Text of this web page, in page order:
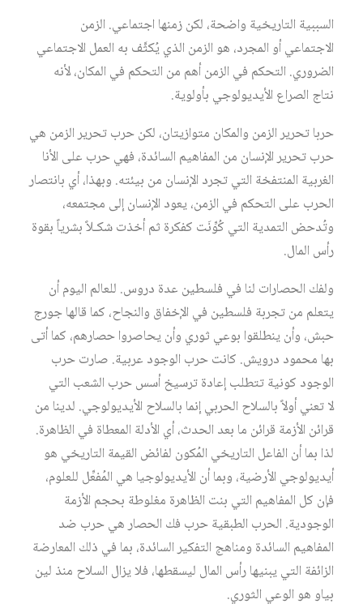
السببية التاريخية واضحة، لكن زمنها اجتماعي. الزمن
الاجتماعي أو المجرد، هو الزمن الذي يُكثَّف به العمل الاجتماعي
الضروري. التحكم في الزمن أهم من التحكم في المكان، لأنه
نتاج الصراع الأيديولوجي بأولوية.
حربا تحرير الزمن والمكان متوازيتان، لكن حرب تحرير الزمن هي
حرب تحرير الإنسان من المفاهيم السائدة، فهي حرب على الأنا
الغربية المنتفخة التي تجرد الإنسان من بيئته. وبهذا، أي بانتصار
الحرب على التحكم في الزمن، يعود الإنسان إلى مجتمعه،
وتُدحض التمدية التي كُوِّنَت كفكرة ثم أخذت شكـلاً بشرياً بقوة
رأس المال.
ولفك الحصارات لنا في فلسطين عدة دروس. للعالم اليوم أن
يتعلم من تجربة فلسطين في الإخفاق والنجاح، كما قالها جورج
حبش، وأن ينطلقوا بوعي ثوري وأن يحاصروا حصارهم، كما أتى
بها محمود درويش. كانت حرب الوجود عربية. صارت حرب
الوجود كونية تتطلب إعادة ترسيخ أسس حرب الشعب التي
لا تعني أولاً بالسلاح الحربي إنما بالسلاح الأيديولوجي. لدينا من
قرائن الأزمة قرائن ما بعد الحدث، أي الأدلة المعطاة في الظاهرة.
لذا بما أن الفاعل التاريخي المُكون لفائض القيمة التاريخي هو
أيديولوجي الأرضية، وبما أن الأيديولوجيا هي المُفعِّل للعلوم،
فإن كل المفاهيم التي بنت الظاهرة مغلوطة بحجم الأزمة
الوجودية. الحرب الطبقية حرب فك الحصار هي حرب ضد
المفاهيم السائدة ومناهج التفكير السائدة، بما في ذلك المعارضة
الزائفة التي يبنيها رأس المال ليسقطها، فلا يزال السلاح منذ لين
بياو هو الوعي الثوري.